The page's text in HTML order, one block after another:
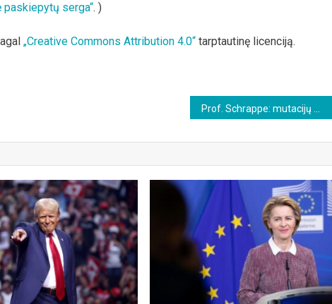
paskiepytų serga“. )
„Creative Commons Attribution 4.0“ tarptautinę licenciją.